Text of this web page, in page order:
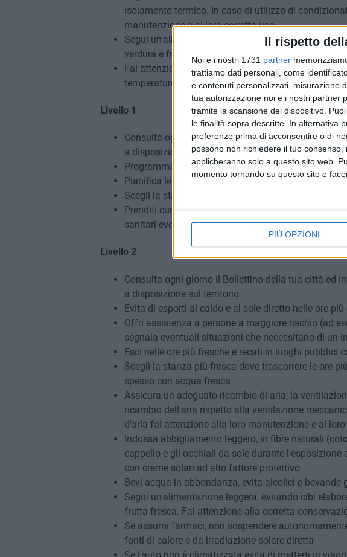
Il rispetto
Noi e i nostri 1731 partner
trattiamo dati personali, come
e contenuti personalizzati, misurazione
tua autorizzazione noi e i nostri partner
tramite la scansione del dispositivo.
le finalità sopra descritte. In alternativa
preferenze prima di acconsentire o di
possono non richiedere il tuo
applicheranno solo a questo sito web.
momento tornando su questo sito e
PIÙ OPZIONI
isolamento termico. In caso di utilizzo di
manutenzione e al loro corretto uso
Segui un'alimentazione leggera, evitando i cibi
verdura e frutta fresca
Fai attenzione alla corretta conservazione degli
temperature possono favorire la proliferazione di
Livello 1
Consulta ogni giorno il bollettino della tua città ed
a disposizione sul territorio
Programma i viaggi informandoti sulle previsioni
Pianifica le scorte di acqua, cibo e medicinali.
Scegli la stanza più fresca dove trascorrere le ore
Prenditi cura di parenti o vicini di casa anziani che
sanitari eventuali situazioni che necessitano di un
Livello 2
Consulta ogni giorno il Bollettino della tua città ed
a disposizione sul territorio
Evita di esporti al caldo e al sole diretto nelle ore
Offri assistenza a persone a maggiore rischio (ad
segnala eventuali situazioni che necessitano di un
Esci nelle ore più fresche e recati in luoghi pubblici
Scegli la stanza più fresca dove trascorrere le ore
spesso con acqua fresca
Assicura un adeguato ricambio di aria; la
ricambio dell'aria rispetto alla ventilazione
d'aria fai attenzione alla loro manutenzione e al
Indossa abbigliamento leggero, in fibre naturali
cappello e gli occhiali da sole durante l'esposizione
con creme solari ad alto fattore protettivo
Bevi acqua in abbondanza, evita alcolici e bevande
Segui un'alimentazione leggera, evitando cibi
frutta fresca. Fai attenzione alla corretta
Se assumi farmaci, non sospendere
fonti di calore e da irradiazione solare diretta
Se l'auto non è climatizzata evita di metterti in